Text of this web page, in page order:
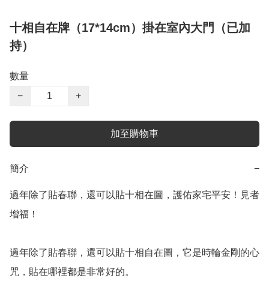
十相自在牌（17*14cm）掛在室內大門（已加
持）
數量
−
+
加至購物車
簡介 −
過年除了貼春聯，還可以貼十相在圖，護佑家宅平安！見者
增福！
過年除了貼春聯，還可以貼十相自在圖，它是時輪金剛的心
咒，貼在哪裡都是非常好的。